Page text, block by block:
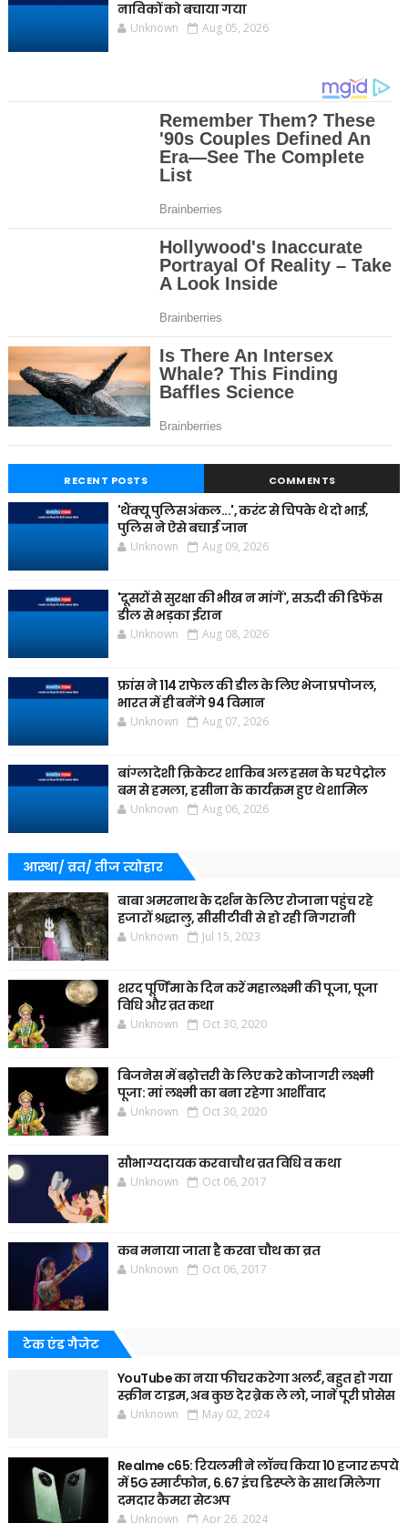
नाविकों को बचाया गया
Unknown Aug 05, 2026
RECENT POSTS COMMENTS
'थैंक्यू पुलिस अंकल...', करंट से चिपके थे दो भाई,
पुलिस ने ऐसे बचाई जान
Unknown Aug 09, 2026
'दूसरों से सुरक्षा की भीख न मांगें', सऊदी की डिफेंस
डील से भड़का ईरान
Unknown Aug 08, 2026
फ्रांस ने 114 राफेल की डील के लिए भेजा प्रपोजल,
भारत में ही बनेंगे 94 विमान
Unknown Aug 07, 2026
बांग्लादेशी क्रिकेटर शाकिब अल हसन के घर पेट्रोल
बम से हमला, हसीना के कार्यक्रम हुए थे शामिल
Unknown Aug 06, 2026
आस्था/ व्रत/ तीज त्‍योहार
बाबा अमरनाथ के दर्शन के लिए रोजाना पहुंच रहे
हजारों श्रद्धालु, सीसीटीवी से हो रही निगरानी
Unknown Jul 15, 2023
शरद पूर्णिमा के दिन करें महालक्ष्मी की पूजा, पूजा
विधि और व्रत कथा
Unknown Oct 30, 2020
बिजनेस में बढ़ोत्तरी के लिए करे कोजागरी लक्ष्मी
पूजा: मां लक्ष्मी का बना रहेगा आर्शीवाद
Unknown Oct 30, 2020
सौभाग्यदायक करवाचौथ व्रत विधि व कथा
Unknown Oct 06, 2017
कब मनाया जाता है करवा चौथ का व्रत
Unknown Oct 06, 2017
टेक एंड गैजेट
YouTube का नया फीचर करेगा अलर्ट, बहुत हो गया
स्क्रीन टाइम, अब कुछ देर ब्रेक ले लो, जानें पूरी प्रोसेस
Unknown May 02, 2024
Realme c65: रियलमी ने लॉन्च किया 10 हजार रुपये
में 5G स्मार्टफोन, 6.67 इंच डिस्प्ले के साथ मिलेगा
दमदार कैमरा सेटअप
Unknown Apr 26, 2024